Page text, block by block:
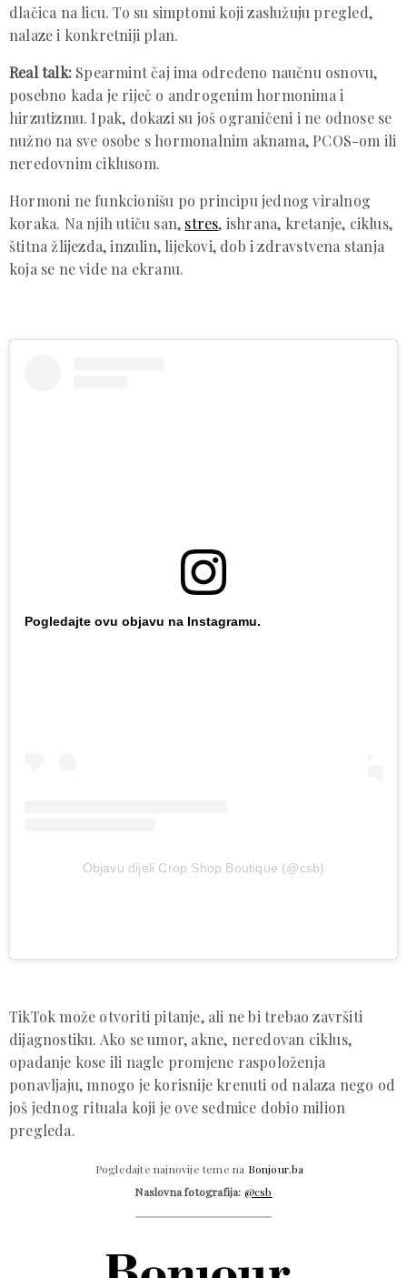
dlačica na licu. To su simptomi koji zaslužuju pregled,
nalaze i konkretniji plan.
Real talk: Spearmint čaj ima određeno naučnu osnovu,
posebno kada je riječ o androgenim hormonima i
hirzutizmu. Ipak, dokazi su još ograničeni i ne odnose se
nužno na sve osobe s hormonalnim aknama, PCOS-om ili
neredovnim ciklusom.
Hormoni ne funkcionišu po principu jednog viralnog
koraka. Na njih utiču san, stres, ishrana, kretanje, ciklus,
štitna žlijezda, inzulin, lijekovi, dob i zdravstvena stanja
koja se ne vide na ekranu.
Pogledajte ovu objavu na Instagramu.
Objavu dijeli Crop Shop Boutique (@csb)
TikTok može otvoriti pitanje, ali ne bi trebao završiti
dijagnostiku. Ako se umor, akne, neredovan ciklus,
opadanje kose ili nagle promjene raspoloženja
ponavljaju, mnogo je korisnije krenuti od nalaza nego od
još jednog rituala koji je ove sedmice dobio milion
pregleda.
Pogledajte najnovije teme na Bonjour.ba
Naslovna fotografija: @csb